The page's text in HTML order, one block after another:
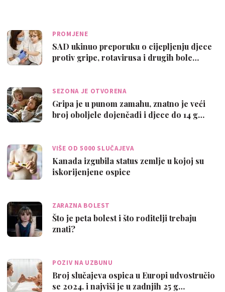
PROMJENE
SAD ukinuo preporuku o cijepljenju djece
protiv gripe, rotavirusa i drugih bole…
SEZONA JE OTVORENA
Gripa je u punom zamahu, znatno je veći
broj oboljele dojenčadi i djece do 14 g…
VIŠE OD 5000 SLUČAJEVA
Kanada izgubila status zemlje u kojoj su
iskorijenjene ospice
ZARAZNA BOLEST
Što je peta bolest i što roditelji trebaju
znati?
POZIV NA UZBUNU
Broj slučajeva ospica u Europi udvostručio
se 2024. i najviši je u zadnjih 25 g…